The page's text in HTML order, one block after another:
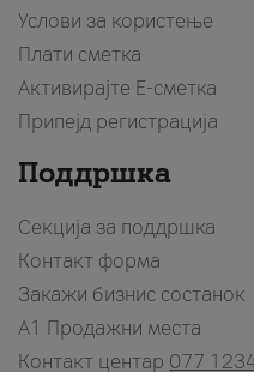
Услови за користење
Плати сметка
Активирајте Е-сметка
Припејд регистрација
Поддршка
Секција за поддршка
Контакт форма
Закажи бизнис состанок
A1 Продажни места
Контакт центар 077